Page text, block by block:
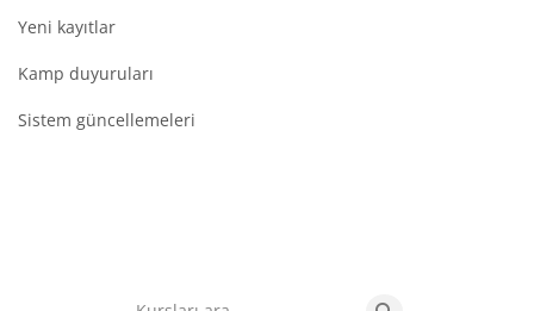
Yeni kayıtlar
Kamp duyuruları
Sistem güncellemeleri